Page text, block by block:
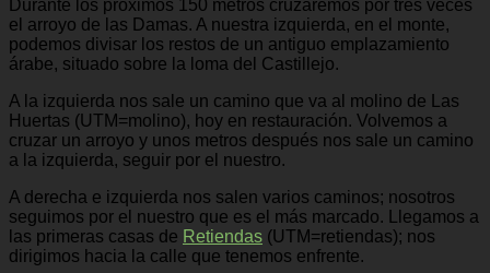
Durante los próximos 150 metros cruzaremos por tres veces
el arroyo de las Damas. A nuestra izquierda, en el monte,
podemos divisar los restos de un antiguo emplazamiento
árabe, situado sobre la loma del Castillejo.
A la izquierda nos sale un camino que va al molino de Las
Huertas (UTM=molino), hoy en restauración. Volvemos a
cruzar un arroyo y unos metros después nos sale un camino
a la izquierda, seguir por el nuestro.
A derecha e izquierda nos salen varios caminos; nosotros
seguimos por el nuestro que es el más marcado. Llegamos a
las primeras casas de Retiendas (UTM=retiendas); nos
dirigimos hacia la calle que tenemos enfrente.